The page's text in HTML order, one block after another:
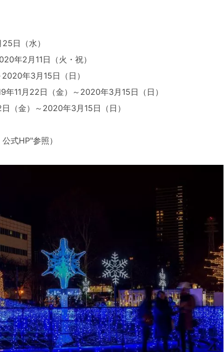
日（水）
年2月11日（火・祝）
年3月15日（日）
11月22日（金）～2020年3月15日（日）
（金）～2020年3月15日（日）
式HP"参照）